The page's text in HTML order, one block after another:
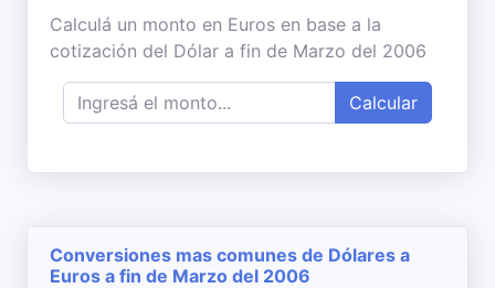
Calculá un monto en Euros en base a la
cotización del Dólar a fin de Marzo del 2006
Calcular
Conversiones mas comunes de Dólares a
Euros a fin de Marzo del 2006